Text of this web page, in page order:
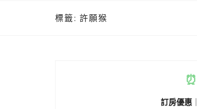
標籤: 許願猴
⏰
訂房優惠｜